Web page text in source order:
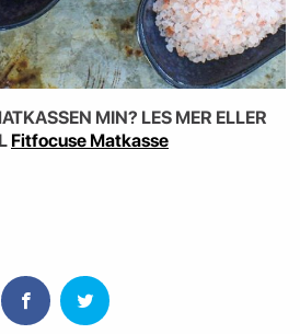
MIN? LES MER ELLER
Fitfocuse Matkasse